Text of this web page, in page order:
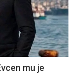
mu je